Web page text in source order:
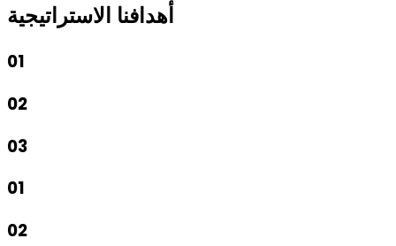
أهدافنا الاستراتيجية
01
02
03
01
02